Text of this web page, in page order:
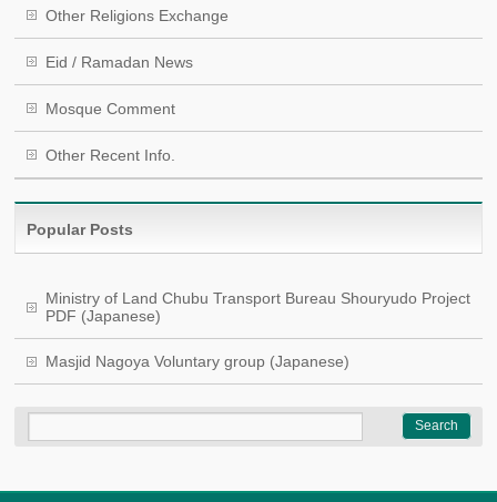
Other Religions Exchange
Eid / Ramadan News
Mosque Comment
Other Recent Info.
Popular Posts
Ministry of Land Chubu Transport Bureau Shouryudo Project
PDF (Japanese)
Masjid Nagoya Voluntary group (Japanese)